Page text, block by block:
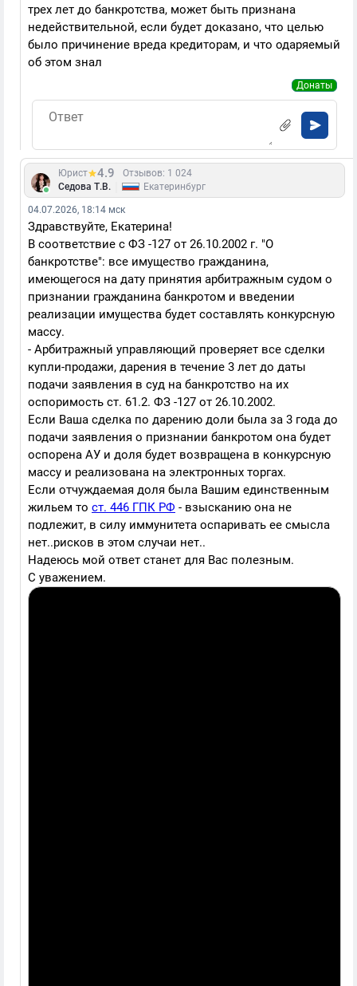
трех лет до банкротства, может быть признана
недействительной, если будет доказано, что целью
было причинение вреда кредиторам, и что одаряемый
об этом знал
Донаты
Юрист 4.9
Отзывов: 1 024
Седова Т.В.
Екатеринбург
04.07.2026, 18:14 мск
Здравствуйте, Екатерина!
В соответствие с ФЗ -127 от 26.10.2002 г. "О
банкротстве": все имущество гражданина,
имеющегося на дату принятия арбитражным судом о
признании гражданина банкротом и введении
реализации имущества будет составлять конкурсную
массу.
- Арбитражный управляющий проверяет все сделки
купли-продажи, дарения в течение 3 лет до даты
подачи заявления в суд на банкротство на их
оспоримость ст. 61.2. ФЗ -127 от 26.10.2002.
Если Ваша сделка по дарению доли была за 3 года до
подачи заявления о признании банкротом она будет
оспорена АУ и доля будет возвращена в конкурсную
массу и реализована на электронных торгах.
Если отчуждаемая доля была Вашим единственным
жильем то ст. 446 ГПК РФ - взысканию она не
подлежит, в силу иммунитета оспаривать ее смысла
нет..рисков в этом случаи нет..
Надеюсь мой ответ станет для Вас полезным.
С уважением.